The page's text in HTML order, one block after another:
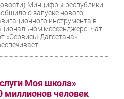
Минцифры республики
о запуске нового
инструмента в
мессенджере. Чат-
«Сервисы Дагестана»
Моя школа»
миллионов человек